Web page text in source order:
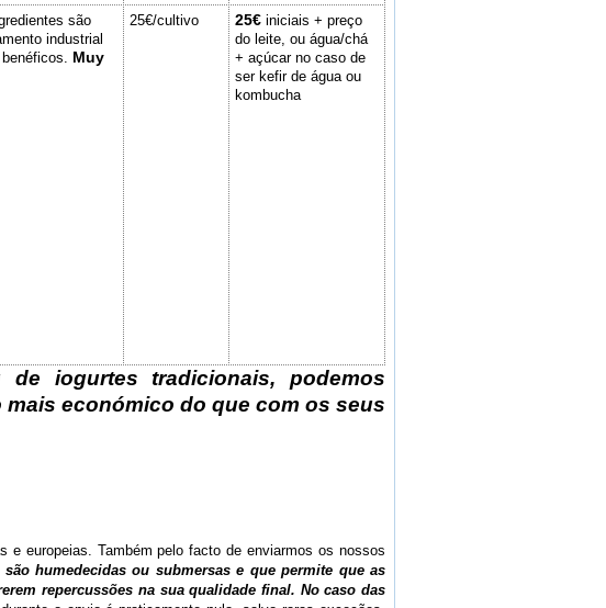
são
industrial
Muy
25€/cultivo 25€ iniciais + preço
do leite, ou água/chá
+ açúcar no caso de
ser kefir de água ou
kombucha
iogurtes tradicionais, podemos
económico do que com os seus
e europeias. Também pelo facto de enviarmos os nossos
humedecidas ou submersas e que permite que as
repercussões na sua qualidade final. No caso das